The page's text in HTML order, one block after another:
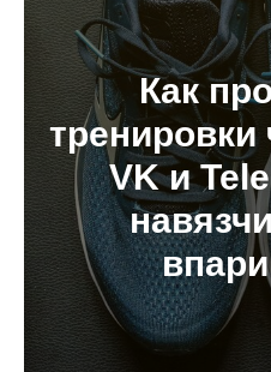
Как
тренировки
VK и